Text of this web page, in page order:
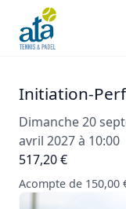
Initiation-
Dimanche 20
avril 2027 à 10:00
517,20 €
Acompte de 150,00